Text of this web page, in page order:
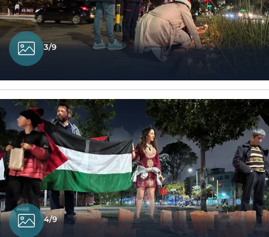
3/9
4/9